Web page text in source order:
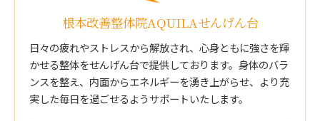
根本改善整体院AQUILAせんげん台
日々の疲れやストレスから解放され、心身ともに強さを輝
かせる整体をせんげん台で提供しております。身体のバラ
ンスを整え、内面からエネルギーを湧き上がらせ、より充
実した毎日を過ごせるようサポートいたします。